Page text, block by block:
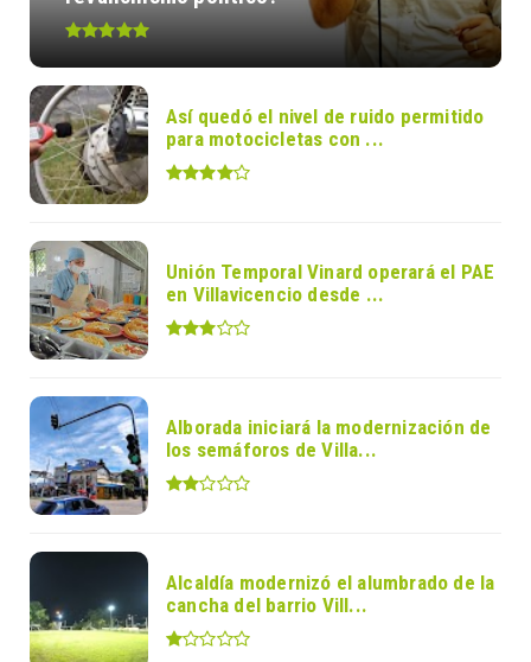
Así quedó el nivel de ruido permitido
para motocicletas con ...
Unión Temporal Vinard operará el PAE
en Villavicencio desde ...
Alborada iniciará la modernización de
los semáforos de Villa...
Alcaldía modernizó el alumbrado de la
cancha del barrio Vill...